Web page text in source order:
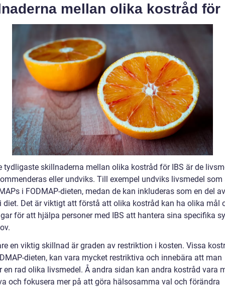
mellan olika kostråd för
tydligaste skillnaderna mellan olika kostråd för IBS är de
eller undviks. Till exempel undviks livsmedel som
i FODMAP-dieten, medan de kan inkluderas som en del
diet. Det är viktigt att förstå att olika kostråd kan ha olika mål
för att hjälpa personer med IBS att hantera sina specifika
en viktig skillnad är graden av restriktion i kosten. Vissa
dieten, kan vara mycket restriktiva och innebära att man
en rad olika livsmedel. Å andra sidan kan andra kostråd vara
och fokusera mer på att göra hälsosamma val och förändra